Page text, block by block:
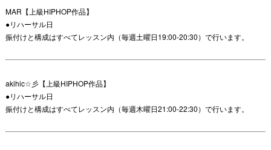
MAR【上級HIPHOP作品】
●リハーサル日
振付けと構成はすべてレッスン内（毎週土曜日19:00-20:30）で行います。
akihic☆彡【上級HIPHOP作品】
●リハーサル日
振付けと構成はすべてレッスン内（毎週木曜日21:00-22:30）で行います。